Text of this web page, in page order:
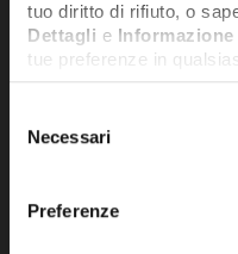
tuo diritto di rifiuto, o
Dettagli e
tue preferenze in
precedentemente
delNecessari
Preferenze
DISPONIBILE
Potrebbe